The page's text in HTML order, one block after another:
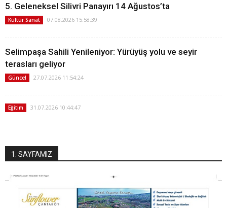
5. Geleneksel Silivri Panayırı 14 Ağustos’ta
Kültür Sanat 07.08.2026 15:58:39
Selimpaşa Sahili Yenileniyor: Yürüyüş yolu ve seyir
terasları geliyor
Güncel 27.07.2026 11:54:24
Eğitim 31.07.2026 10:44:47
1. SAYFAMIZ